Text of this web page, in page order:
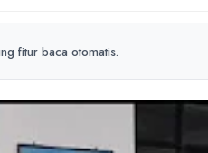
fitur baca otomatis.